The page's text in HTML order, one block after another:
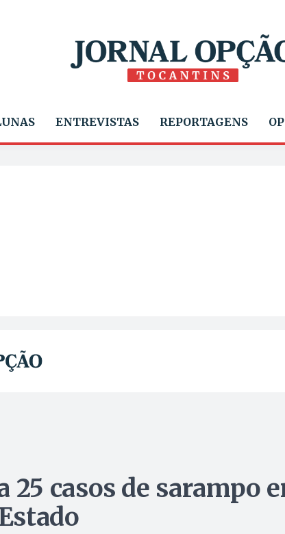
ENTREVISTAS REPORTAGENS
casos de sarampo